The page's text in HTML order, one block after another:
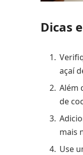
Dicas
açaí
Além
de
mais
Use